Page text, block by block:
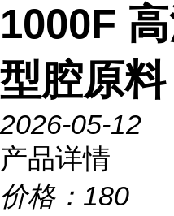
1000F
型腔原料
2026-05-12
产品详情
价格： 180